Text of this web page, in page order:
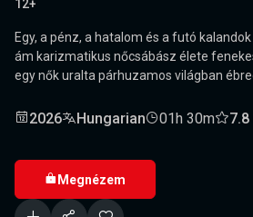
12+
Egy, a pénz, a hatalom és a futó
ám karizmatikus nőcsábász élete
egy nők uralta párhuzamos világban
2026 Hungarian 01h 30m
Megnézem